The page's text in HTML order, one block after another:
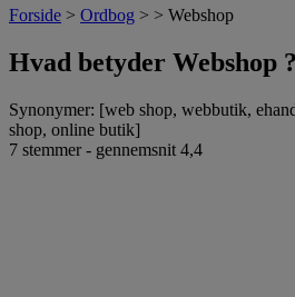
Forside > Ordbog > > Webshop
Hvad betyder Webshop ?
Synonymer: [web shop, webbutik,
shop, online butik]
7 stemmer - gennemsnit 4,4